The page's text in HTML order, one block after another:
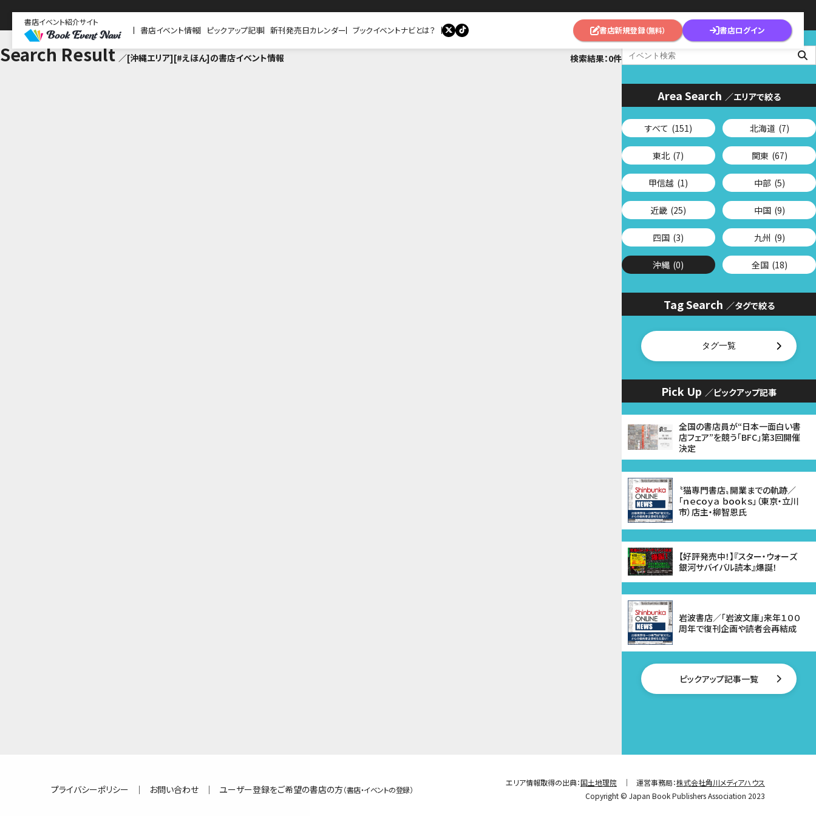
書店イベント紹介サイト
書店イベント情報 ピックアップ記事 新刊発売日カレンダー ブックイベントナビとは？ 書店新規登録（無料） 書店ログイン
Search Result ／[沖縄エリア][#えほん]の書店イベント情報 検索結果：0件
Area Search ／エリアで絞る
すべて (151) 北海道 (7)
東北 (7) 関東 (67)
甲信越 (1) 中部 (5)
近畿 (25) 中国 (9)
四国 (3) 九州 (9)
沖縄 (0) 全国 (18)
Tag Search ／タグで絞る
タグ一覧
Pick Up ／ピックアップ記事
全国の書店員が“日本一面白い書
店フェア”を競う「BFC」第3回開催
決定
〝猫専門書店〟開業までの軌跡／
「ｎｅｃｏｙａ ｂｏｏｋｓ」（東京・立川
市）店主・柳智恩氏
【好評発売中！】『スター・ウォーズ
銀河サバイバル読本』爆誕！
岩波書店／「岩波文庫」来年１００
周年で復刊企画や読者会再結成
ピックアップ記事一覧
プライバシーポリシー ｜ お問い合わせ ｜ ユーザー登録をご希望の書店の方（書店・イベントの登録）
エリア情報取得の出典：国土地理院 運営事務局：株式会社角川メディアハウス
Copyright © Japan Book Publishers Association 2023